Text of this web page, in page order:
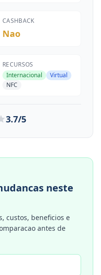
CASHBACK
Nao
RECURSOS
Internacional
Virtual
NFC
3.7/5
neste
custos, beneficios e
antes de